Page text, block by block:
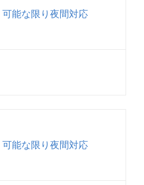
可能な限り夜間対応
可能な限り夜間対応